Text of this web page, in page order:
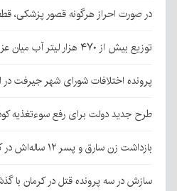
در صورت احراز هرگونه قصور پزشکی،
توزیع بیش از ۴۷۰ هزار لیتر آب میان عزاداران جامانده اربعین در کرمان
پرونده اختلافات شورای شهر جیرفت
طرح جدید دولت برای رفع سوءتغذیه
بازداشت زن سارق و پسر ۱۲ ساله‌اش در کرمان
سازش در سه پرونده قتل در کرمان با